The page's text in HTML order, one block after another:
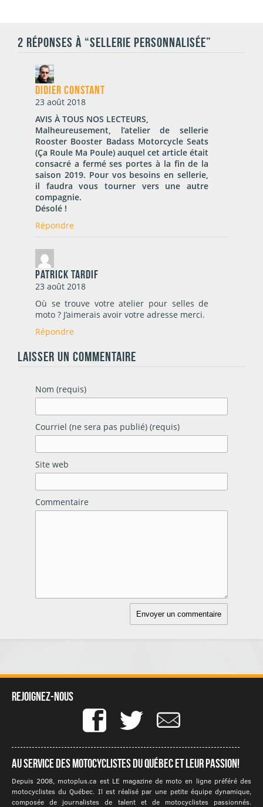
2 RÉPONSES À “SELLERIE PERSONNALISÉE”
Didier Constant
23 août 2018
AVIS À TOUS NOS LECTEURS,
Malheureusement, l’atelier de sellerie
Rooster Booster Badass Motorcycle Seats
(Ça Roule Ma Poule) auquel cet article était
consacré a fermé ses portes à la fin de la
saison 2019. Pour vos besoins en sellerie,
il faudra vous tourner vers une autre
compagnie.
Désolé !
Répondre
Patrick Tardif
23 août 2018
Où se trouve votre atelier pour selles de
moto ? J’aimerais avoir votre adresse merci.
Répondre
LAISSER UN COMMENTAIRE
Nom (requis)
Courriel (ne sera pas publié) (requis)
Site web
Commentaire
Rejoignez-nous
Au service des motocyclistes du québec et leur passion!
Depuis 2008, motoplus.ca est LE magazine de moto en ligne préféré des
motocyclistes du Québec. Il est réalisé par une petite équipe dynamique,
composée de journalistes de talent et de motocyclistes passionnés.